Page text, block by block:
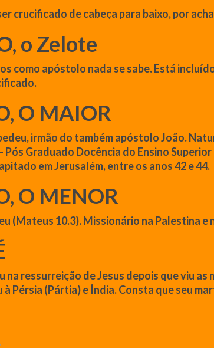
crucificado de cabeça para baixo, por
o Zelote
como apóstolo nada se sabe. Está
O MAIOR
, irmão do tambémapóstoloJoão.
Pós Graduado Docência do Ensino
em Jerusalém, entre os anos 42 e 44.
O MENOR
(Mateus 10.3). Missionário na Palestina
na ressurreição deJesus depois queviu as
à Pérsia (Pártia) e Índia. Consta queseu